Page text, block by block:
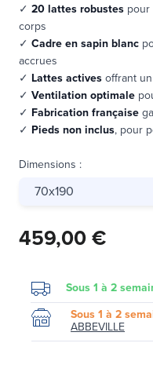
✓ 20 lattes robustes pour
corps
✓ Cadre en sapin blanc
accrues
✓ Lattes activesoffrant
✓ Ventilation optimale
✓ Fabrication française
✓ Pieds non inclus, pour
Dimensions :
70x190
459,00 €
Sous 1 à 2
Sous 1 à 2
ABBEVILLE